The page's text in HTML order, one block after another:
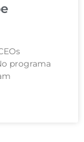
programa